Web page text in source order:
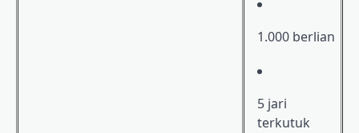
1.000 berlian
5 jari
terkutuk